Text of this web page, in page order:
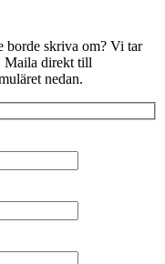
borde skriva om? Vi tar
Maila direkt till
nedan.